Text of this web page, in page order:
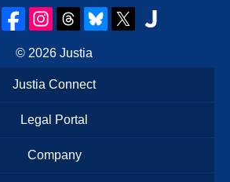
© 2026 Justia
Justia Connect
Legal Portal
Company